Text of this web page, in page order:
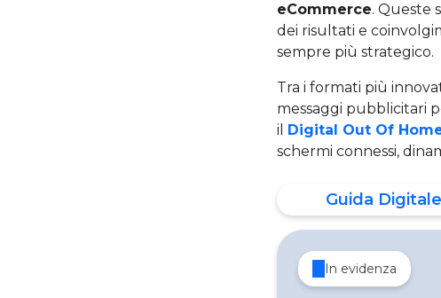
eCommerce. Queste
dei risultati e
sempre più strategico.
Tra i formati più
messaggi pubblicitari
il Digital Out Of
schermi connessi,
Guida Digitale
In evidenza